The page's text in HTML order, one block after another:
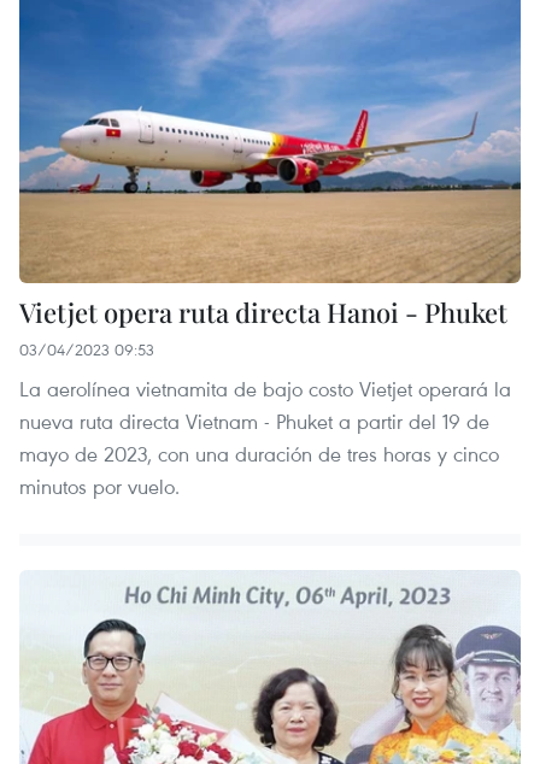
Vietjet opera ruta directa Hanoi - Phuket
03/04/2023 09:53
La aerolínea vietnamita de bajo costo Vietjet operará la
nueva ruta directa Vietnam - Phuket a partir del 19 de
mayo de 2023, con una duración de tres horas y cinco
minutos por vuelo.